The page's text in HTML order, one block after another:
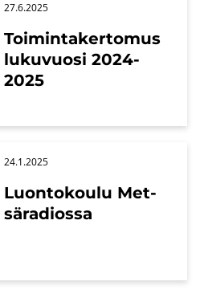
Toi­min­ta­ker­to­mus
lu­ku­vuo­si 2024-
2025
27.6.2025
Luon­to­kou­lu Met­
sä­ra­dios­sa
24.1.2025